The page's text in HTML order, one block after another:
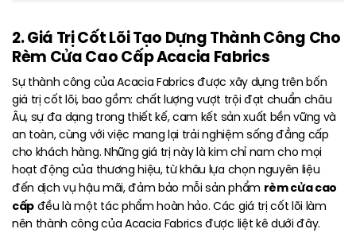
2. Giá Trị Cốt Lõi Tạo Dựng Thành Công Cho
Rèm Cửa Cao Cấp Acacia Fabrics
Sự thành công của Acacia Fabrics được xây dựng trên bốn
giá trị cốt lõi, bao gồm: chất lượng vượt trội đạt chuẩn châu
Âu, sự đa dạng trong thiết kế, cam kết sản xuất bền vững và
an toàn, cùng với việc mang lại trải nghiệm sống đẳng cấp
cho khách hàng. Những giá trị này là kim chỉ nam cho mọi
hoạt động của thương hiệu, từ khâu lựa chọn nguyên liệu
đến dịch vụ hậu mãi, đảm bảo mỗi sản phẩm rèm cửa cao
cấpđều là một tác phẩm hoàn hảo. Các giá trị cốt lõi làm
nên thành công của Acacia Fabrics được liệt kê dưới đây.